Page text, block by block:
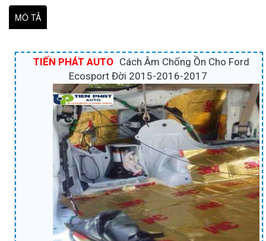
MÔ TẢ
TIẾN PHÁT AUTO Cách Âm Chống Ồn Cho Ford
Ecosport Đời 2015-2016-2017